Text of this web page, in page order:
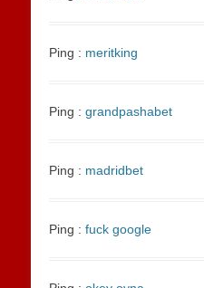
Ping : meritking
Ping : grandpashabet
Ping : madridbet
Ping : fuck google